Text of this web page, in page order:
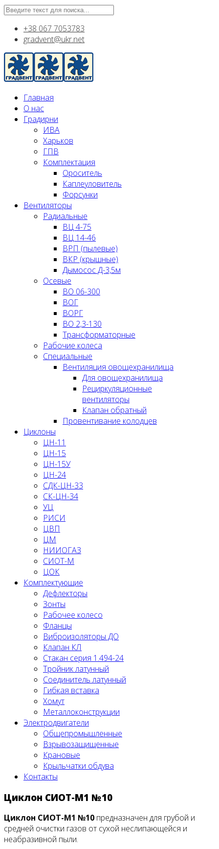
+38 067 7053783
gradvent@ukr.net
Главная
О нас
Градирни
ИВА
Харьков
ГПВ
Комплектация
Ороситель
Каплеуловитель
Форсунки
Вентиляторы
Радиальные
ВЦ 4-75
ВЦ 14-46
ВРП (пылевые)
ВКР (крышные)
Дымосос Д-3,5м
Осевые
ВО 06-300
ВОГ
ВОРГ
ВО 2,3-130
Трансформаторные
Рабочие колеса
Специальные
Вентиляция овощехранилища
Для овощехранилища
Рециркуляционные
вентиляторы
Клапан обратный
Провентивание колодцев
Циклоны
ЦН-11
ЦН-15
ЦН-15У
ЦН-24
СДК-ЦН-33
СК-ЦН-34
УЦ
РИСИ
ЦВП
ЦМ
НИИОГАЗ
СИОТ-М
ЦОК
Комплектующие
Дефлекторы
Зонты
Рабочее колесо
Фланцы
Виброизоляторы ДО
Клапан КЛ
Стакан серия 1.494-24
Тройник латунный
Соединитель латунный
Гибкая вставка
Хомут
Металлоконструкции
Электродвигатели
Общепромышленные
Взрывозащищенные
Крановые
Крыльчатки обдува
Контакты
Циклон СИОТ-М1 №10
Циклон СИОТ-М1 №10 предназначен для грубой и
средней очистки газов от сухой неслипающейся и
неабразивной пыли.